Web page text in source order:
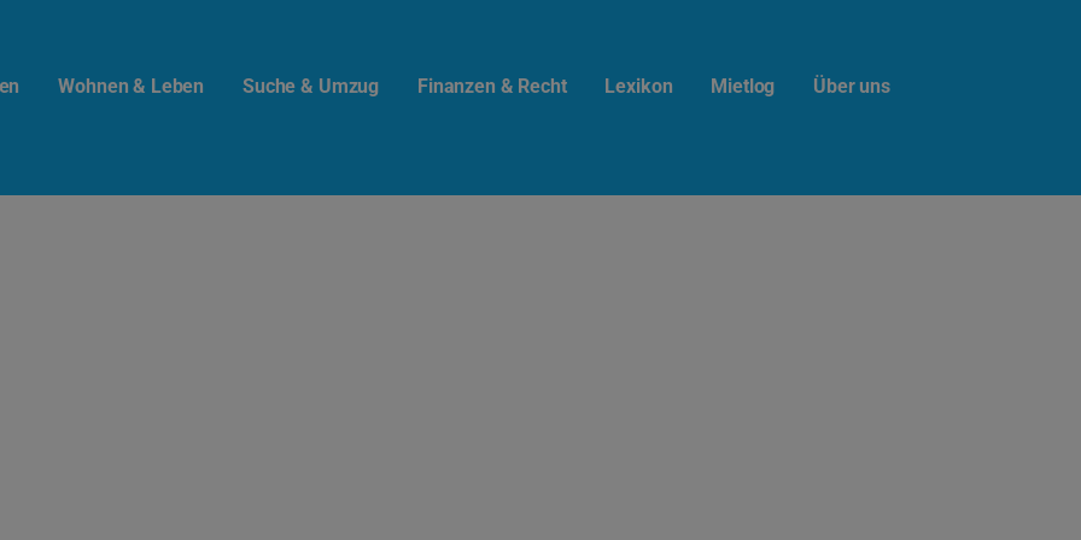
Wohnen & Leben Suche & Umzug Finanzen & Recht Lexikon Mietlog Über uns